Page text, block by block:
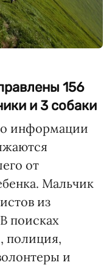
156
и 3 собаки
информации
от
Мальчик
из
поисках
полиция,
и